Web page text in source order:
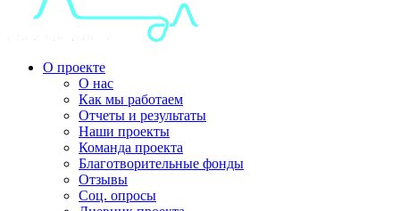
О проекте
О нас
Как мы работаем
Отчеты и результаты
Наши проекты
Команда проекта
Благотворительные фонды
Отзывы
Соц. опросы